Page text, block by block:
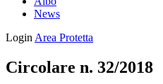
News
Login Area Protetta
Circolare n. 32/2018